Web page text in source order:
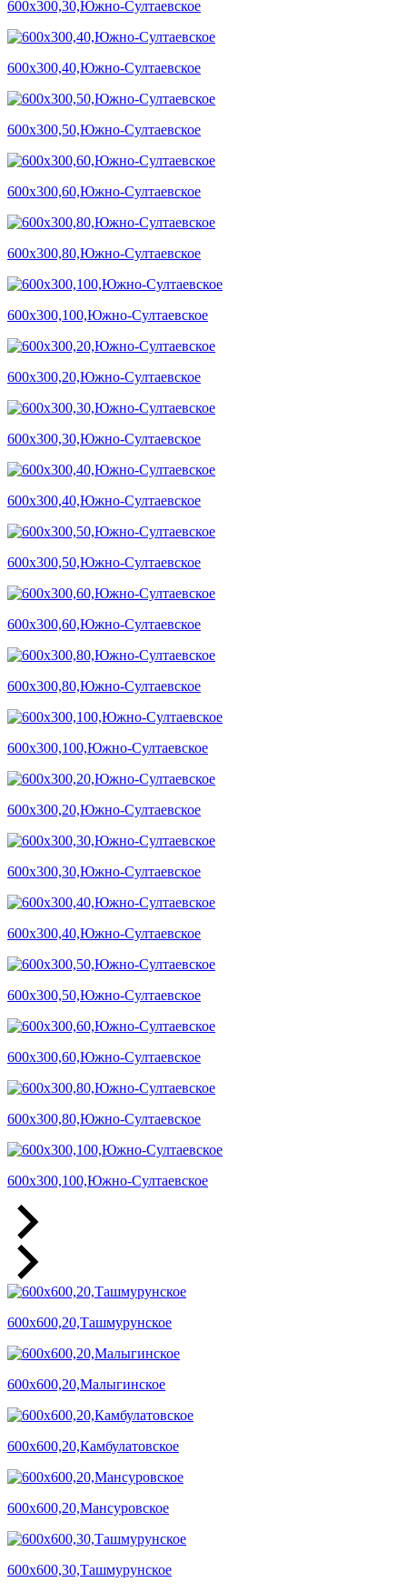
600х300,30,Южно-Султаевское
600х300,40,Южно-Султаевское
600х300,50,Южно-Султаевское
600х300,60,Южно-Султаевское
600х300,80,Южно-Султаевское
600х300,100,Южно-Султаевское
600х300,20,Южно-Султаевское
600х300,30,Южно-Султаевское
600х300,40,Южно-Султаевское
600х300,50,Южно-Султаевское
600х300,60,Южно-Султаевское
600х300,80,Южно-Султаевское
600х300,100,Южно-Султаевское
600х300,20,Южно-Султаевское
600х300,30,Южно-Султаевское
600х300,40,Южно-Султаевское
600х300,50,Южно-Султаевское
600х300,60,Южно-Султаевское
600х300,80,Южно-Султаевское
600х300,100,Южно-Султаевское
600х600,20,Ташмурунское
600х600,20,Малыгинское
600х600,20,Камбулатовское
600х600,20,Мансуровское
600х600,30,Ташмурунское